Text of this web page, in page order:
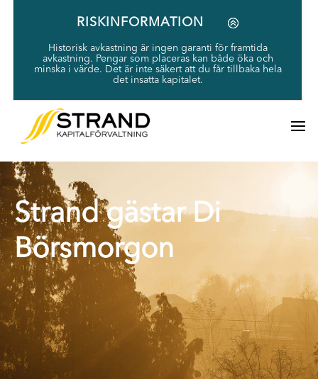
RISKINFORMATION
Historisk avkastning är ingen garanti för framtida
avkastning. Pengar som placeras kan både öka och
minska i värde. Det är inte säkert att du får tillbaka hela
det insatta kapitalet.
Strand gästar Di
Börsmorgon